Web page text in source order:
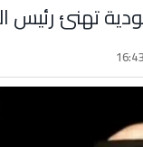
تهنئ رئيس